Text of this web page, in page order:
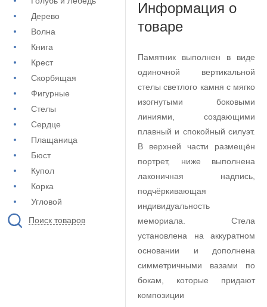
Дерево
Волна
Книга
Крест
Скорбящая
Фигурные
Стелы
Сердце
Плащаница
Бюст
Купол
Корка
Угловой
Поиск товаров
Информация о
товаре
Памятник выполнен в виде
одиночной вертикальной
стелы светлого камня с мягко
изогнутыми боковыми
линиями, создающими
плавный и спокойный силуэт.
В верхней части размещён
портрет, ниже выполнена
лаконичная надпись,
подчёркивающая
индивидуальность
мемориала. Стела
установлена на аккуратном
основании и дополнена
симметричными вазами по
бокам, которые придают
композиции